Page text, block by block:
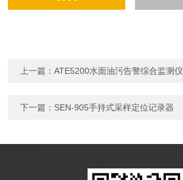
上一篇：ATE5200水面油污告警综合监测仪
下一篇： SEN-905手持式采样定位记录器